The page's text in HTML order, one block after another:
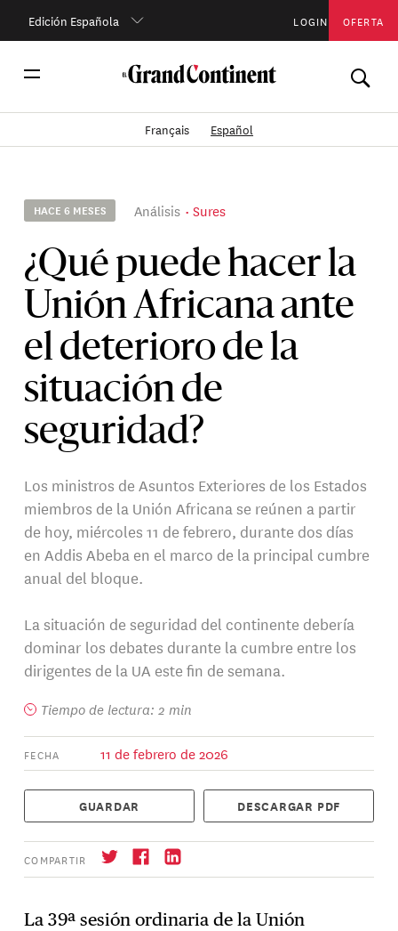
Edición Española LOGIN OFERTA
Français Español
HACE 6 MESES Análisis Sures
¿Qué puede hacer la
Unión Africana ante
el deterioro de la
situación de
seguridad?
Los ministros de Asuntos Exteriores de los Estados
miembros de la Unión Africana se reúnen a partir
de hoy, miércoles 11 de febrero, durante dos días
en Addis Abeba en el marco de la principal cumbre
anual del bloque.
La situación de seguridad del continente debería
dominar los debates durante la cumbre entre los
dirigentes de la UA este fin de semana.
Tiempo de lectura: 2 min
FECHA 11 de febrero de 2026
GUARDAR DESCARGAR PDF
COMPARTIR
La 39ª sesión ordinaria de la Unión